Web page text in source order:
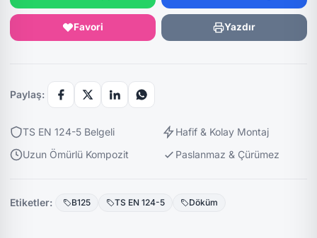
Favori Yazdır
Paylaş:
TS EN 124-5 Belgeli
Hafif & Kolay Montaj
Uzun Ömürlü Kompozit
Paslanmaz & Çürümez
Etiketler: B125 TS EN 124-5 Döküm